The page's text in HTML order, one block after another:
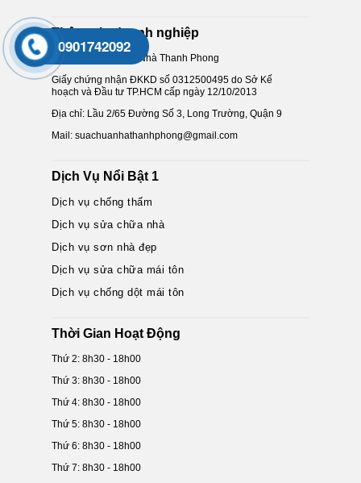
Thông tin doanh nghiệp
Công Ty Sửa Chữa Nhà Thanh Phong
Giấy chứng nhận ĐKKD số 0312500495 do Sở Kế
hoạch và Đầu tư TP.HCM cấp ngày 12/10/2013
Địa chỉ: Lầu 2/65 Đường Số 3, Long Trường, Quận 9
Mail: suachuanhathanhphong@gmail.com
Dịch Vụ Nổi Bật 1
Dịch vụ chống thấm
Dịch vụ sửa chữa nhà
Dịch vụ sơn nhà đẹp
Dịch vụ sửa chữa mái tôn
Dịch vụ chống dột mái tôn
Thời Gian Hoạt Động
Thứ 2: 8h30 - 18h00
Thứ 3: 8h30 - 18h00
Thứ 4: 8h30 - 18h00
Thứ 5: 8h30 - 18h00
Thứ 6: 8h30 - 18h00
Thứ 7: 8h30 - 18h00
0901742092